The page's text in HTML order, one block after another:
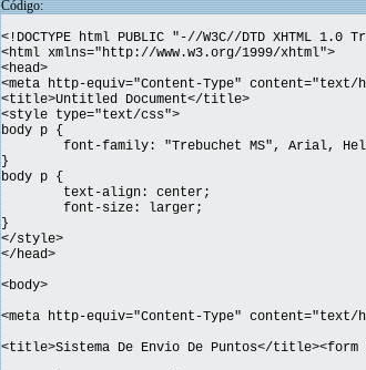
Código:
<!DOCTYPE html PUBLIC "-//W3C//DTD XHTML
<html xmlns="http://www.w3.org/1999/xhtml">
<head>
<meta http-equiv="Content-Type"
<title>Untitled Document</title>
<style type="text/css">
body p {
font-family: "Trebuchet MS", Arial,
}
body p {
text-align: center;
font-size: larger;
}
</style>
</head>
<body>
<meta http-equiv="Content-Type" content="text/
<title>Sistema De Envio De Puntos</title><form